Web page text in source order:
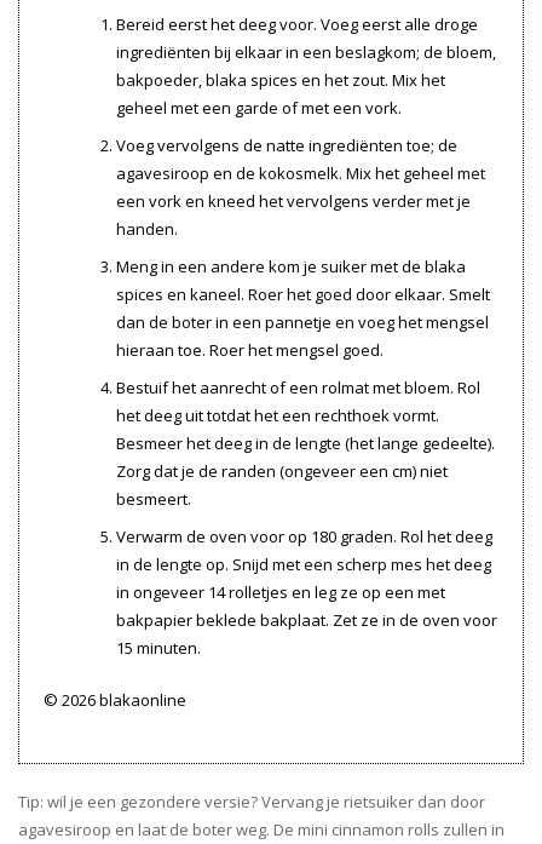
Bereid eerst het deeg voor. Voeg eerst alle droge
ingrediënten bij elkaar in een beslagkom; de bloem,
bakpoeder, blaka spices en het zout. Mix het
geheel met een garde of met een vork.
Voeg vervolgens de natte ingrediënten toe; de
agavesiroop en de kokosmelk. Mix het geheel met
een vork en kneed het vervolgens verder met je
handen.
Meng in een andere kom je suiker met de blaka
spices en kaneel. Roer het goed door elkaar. Smelt
dan de boter in een pannetje en voeg het mengsel
hieraan toe. Roer het mengsel goed.
Bestuif het aanrecht of een rolmat met bloem. Rol
het deeg uit totdat het een rechthoek vormt.
Besmeer het deeg in de lengte (het lange gedeelte).
Zorg dat je de randen (ongeveer een cm) niet
besmeert.
Verwarm de oven voor op 180 graden. Rol het deeg
in de lengte op. Snijd met een scherp mes het deeg
in ongeveer 14 rolletjes en leg ze op een met
bakpapier beklede bakplaat. Zet ze in de oven voor
15 minuten.
© 2026 blakaonline
Tip: wil je een gezondere versie? Vervang je rietsuiker dan door
agavesiroop en laat de boter weg. De mini cinnamon rolls zullen in